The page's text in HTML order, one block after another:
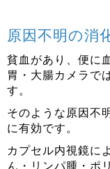
原因不明の消
貧血があり、便に
胃・大腸カメラで
す。
そのような原因不
に有効です。
カプセル内視鏡に
ん・リンパ腫・ポ